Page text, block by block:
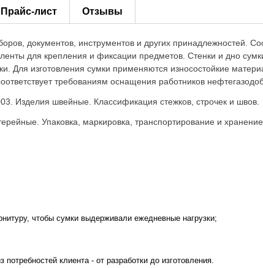
Прайс-лист Отзывы
документов, инструментов и других принадлежностей.
для крепления и фиксации предметов. Стенки и дно
Для изготовления сумки применяются износостойкие
требованиям оснащения работников
Изделия швейные. Классификация стежков, строчек и швов.
Упаковка, маркировка, транспортирование и хранение.
чтобы сумки выдерживали ежедневные нагрузки;
клиента - от разработки до изготовления.